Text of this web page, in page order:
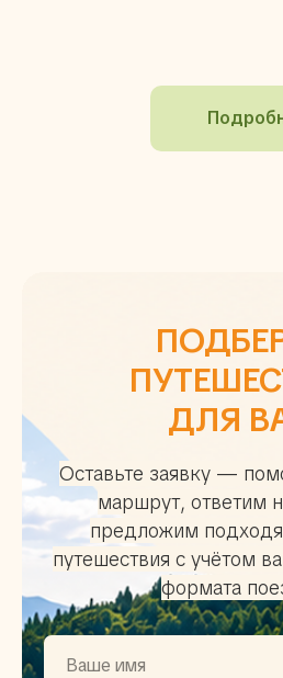
ДЛЯ
Оставьте заявку —
маршрут, ответим
предложим
путешествия с учётом
формата